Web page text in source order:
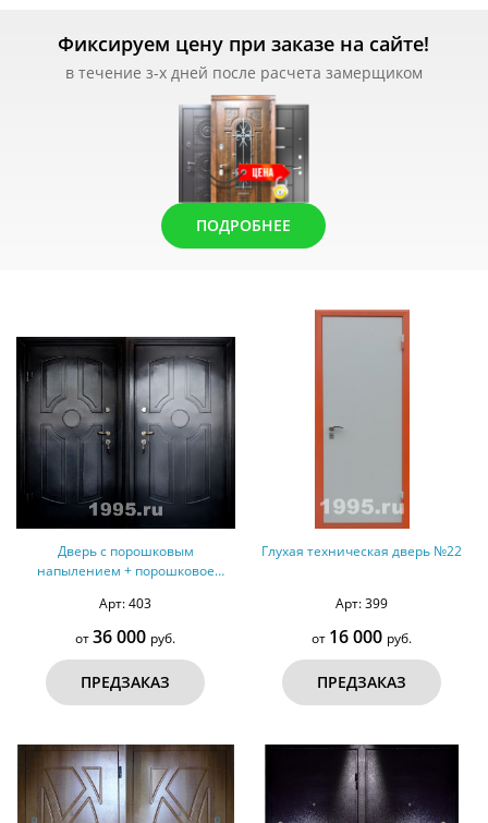
Фиксируем цену при заказе на сайте!
в течение з-х дней после расчета замерщиком
ПОДРОБНЕЕ
Дверь с порошковым
напылением + порошковое
Арт: 403
от36 000 руб.
ПРЕДЗАКАЗ
Глухая техническая дверь №22
Арт: 399
от 16 000 руб.
ПРЕДЗАКАЗ